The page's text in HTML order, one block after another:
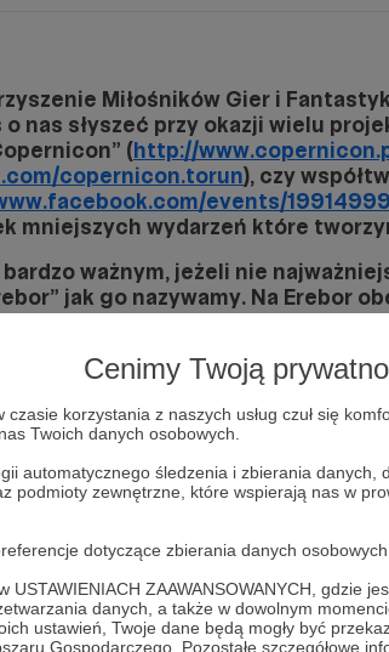
Cenimy Twoją
korzystania z naszych usług czuł się
Twoich danych osobowych.
automatycznego śledzenia i zbierania
podmioty zewnętrzne, które wspierają nas w
dotyczące zbierania danych
ZAAWANSOWANYCH, gdzie
danych, a także w dowolnym
ustawień, Twoje dane będą mogły być
Gospodarczego. Pozostałe szczegółowe
Miłośników Gier i
o nas słyszeć przy okazji wielu
(http://
copernicon.torun), czy
events/
mniejszych wydarzeń które
ważnym, jeżeli nie
jak go nazywamy. Na Erebor
i popkulturą:
(w każdy wtorek!);
w roku całoweekendowe)
kultury dalekiego wschodu,
filmów i seriale z użyciem
;) (Tylko sobie nie myśl inaczej -